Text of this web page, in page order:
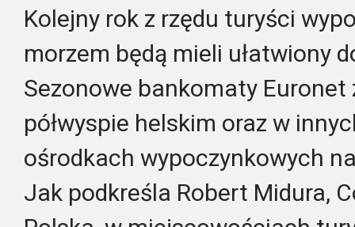
Kolejny rok z rzędu turyści
morzem będą mieli ułatwiony
Sezonowe bankomaty
półwyspie helskim oraz w
ośrodkach wypoczynkowych
Jak podkreśla Robert Midura,